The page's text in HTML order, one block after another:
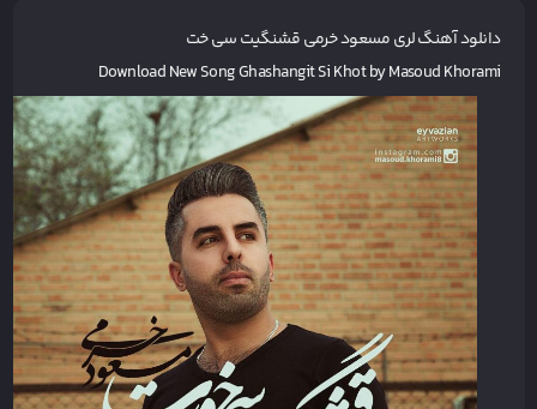
دانلود آهنگ لریمسعود خرمی قشنگیت سی خت
Download New Song Ghashangit Si Khot by Masoud Khorami